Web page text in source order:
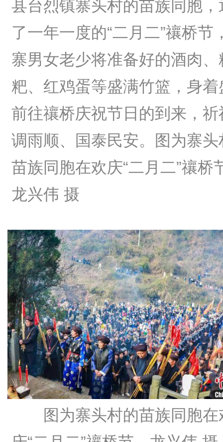
县台烈镇寨头村的苗族同胞，
了一年一度的“二月二”禳桥节
寨男女老少将准备好的酒肉、
粑、红鸡蛋等盛满竹篮，身着
前往禳桥庆祝节日的到来，祈
调雨顺、国泰民安。图为寨头
苗族同胞在欢庆“二月二”禳桥
龙兴伟 摄
图为寨头村的苗族同胞在